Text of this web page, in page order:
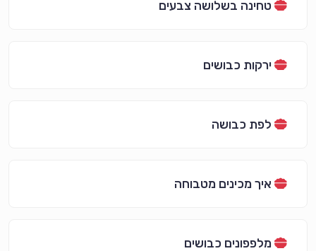
טחינה בשלושה צבעים
ירקות כבושים
לפת כבושה
איך מכינים מטבוחה
מלפפונים כבושים